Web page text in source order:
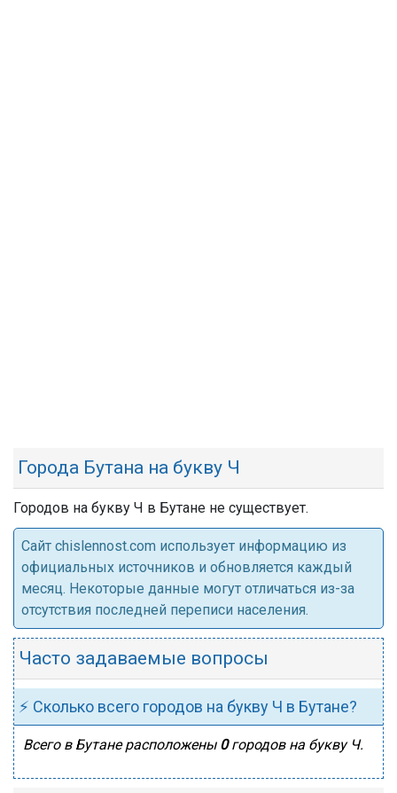
Города Бутана на букву Ч
Городов на букву Ч в Бутане не существует.
Cайт chislennost.com использует информацию из
официальных источников и обновляется каждый
месяц. Некоторые данные могут отличаться из-за
отсутствия последней переписи населения.
Часто задаваемые вопросы
⚡ Сколько всего городов на букву Ч в Бутане?
Всего в Бутане расположены 0городов на букву Ч.